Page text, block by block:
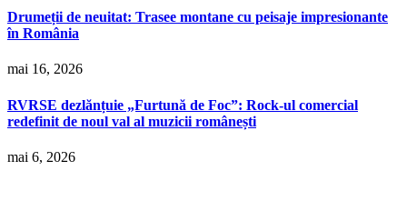
Drumeții de neuitat: Trasee montane cu peisaje impresionante
în România
mai 16, 2026
RVRSE dezlănțuie „Furtună de Foc”: Rock-ul comercial
redefinit de noul val al muzicii românești
mai 6, 2026